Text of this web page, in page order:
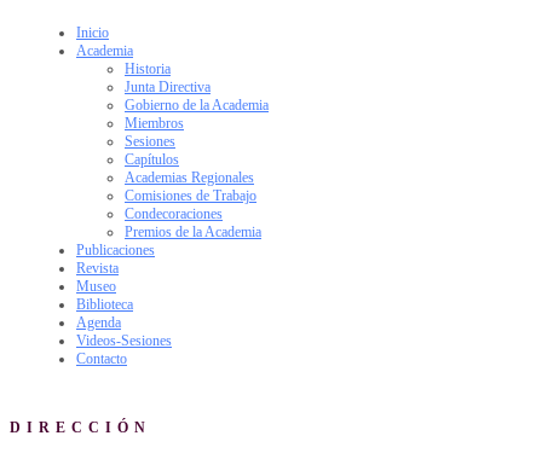
Inicio
Academia
Historia
Junta Directiva
Gobierno de la Academia
Miembros
Sesiones
Capítulos
Academias Regionales
Comisiones de Trabajo
Condecoraciones
Premios de la Academia
Publicaciones
Revista
Museo
Biblioteca
Agenda
Videos-Sesiones
Contacto
DIRECCIÓN